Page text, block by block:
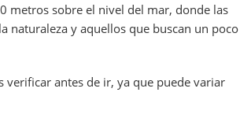
metros sobre el nivel del mar, donde las
naturaleza y aquellos que buscan un poco
antes de ir, ya que puede variar